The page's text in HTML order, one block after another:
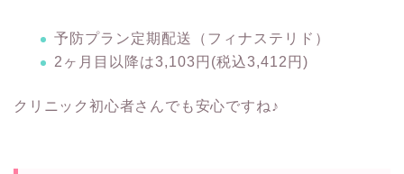
予防プラン定期配送（フィナステリド）
2ヶ月目以降は3,103円(税込3,412円)
クリニック初心者さんでも安心ですね♪